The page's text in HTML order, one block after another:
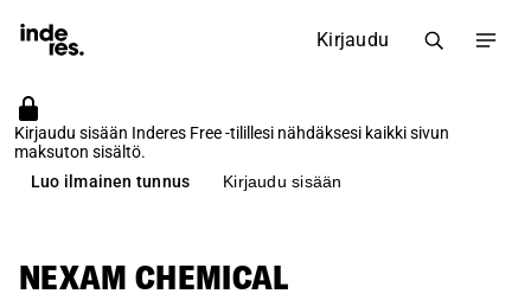
Kirjaudu
Kirjaudu sisään Inderes Free -tilillesi nähdäksesi kaikki sivun
maksuton sisältö.
Luo ilmainen tunnus
Kirjaudu sisään
NEXAM CHEMICAL